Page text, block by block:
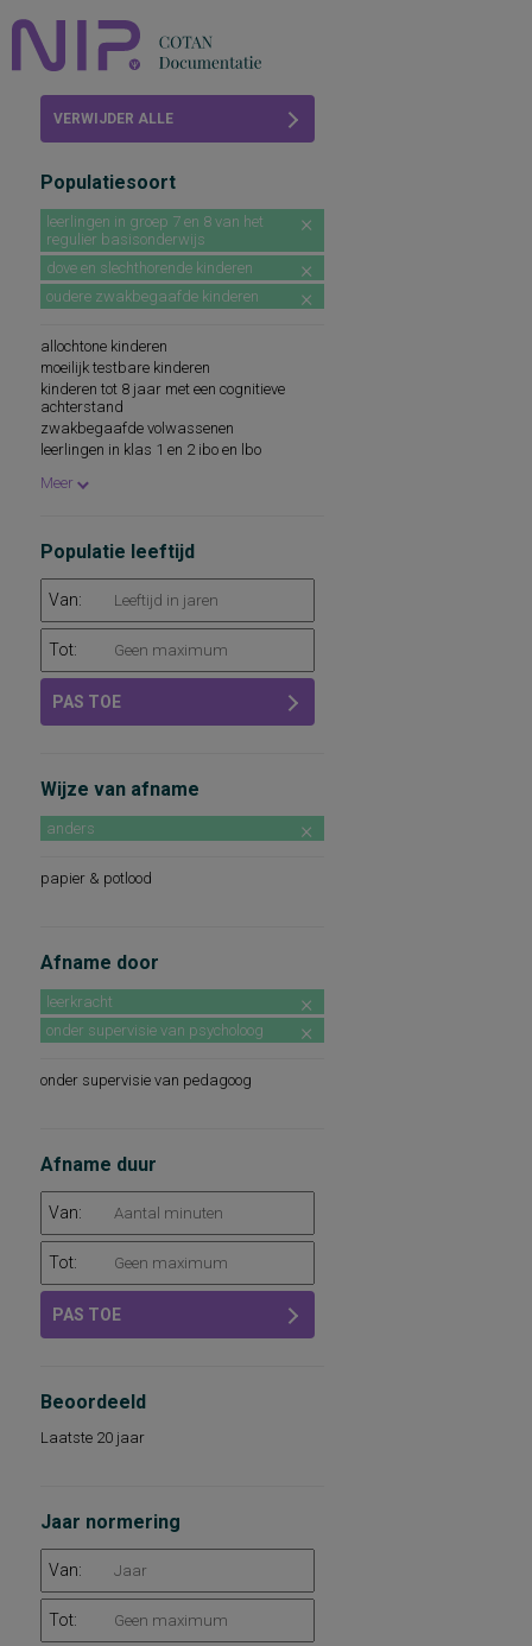
Abonneren
FAQ
VERWIJDER ALLE
Populatiesoort
leerlingen in groep 7 en 8 van het
regulier basisonderwijs
dove en slechthorende kinderen
oudere zwakbegaafde kinderen
allochtone kinderen
moeilijk testbare kinderen
kinderen tot 8 jaar met een cognitieve
achterstand
zwakbegaafde volwassenen
leerlingen in klas 1 en 2 ibo en lbo
Meer
Populatie leeftijd
Van:
Tot:
PAS TOE
Wijze van afname
anders
papier & potlood
Afname door
leerkracht
onder supervisie van psycholoog
onder supervisie van pedagoog
Afname duur
Van:
Tot:
PAS TOE
Beoordeeld
Laatste 20 jaar
Jaar normering
Van:
Tot: